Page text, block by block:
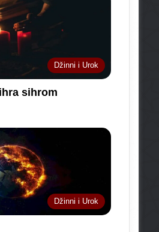
Džinni i Urok
sihrom
Džinni i Urok